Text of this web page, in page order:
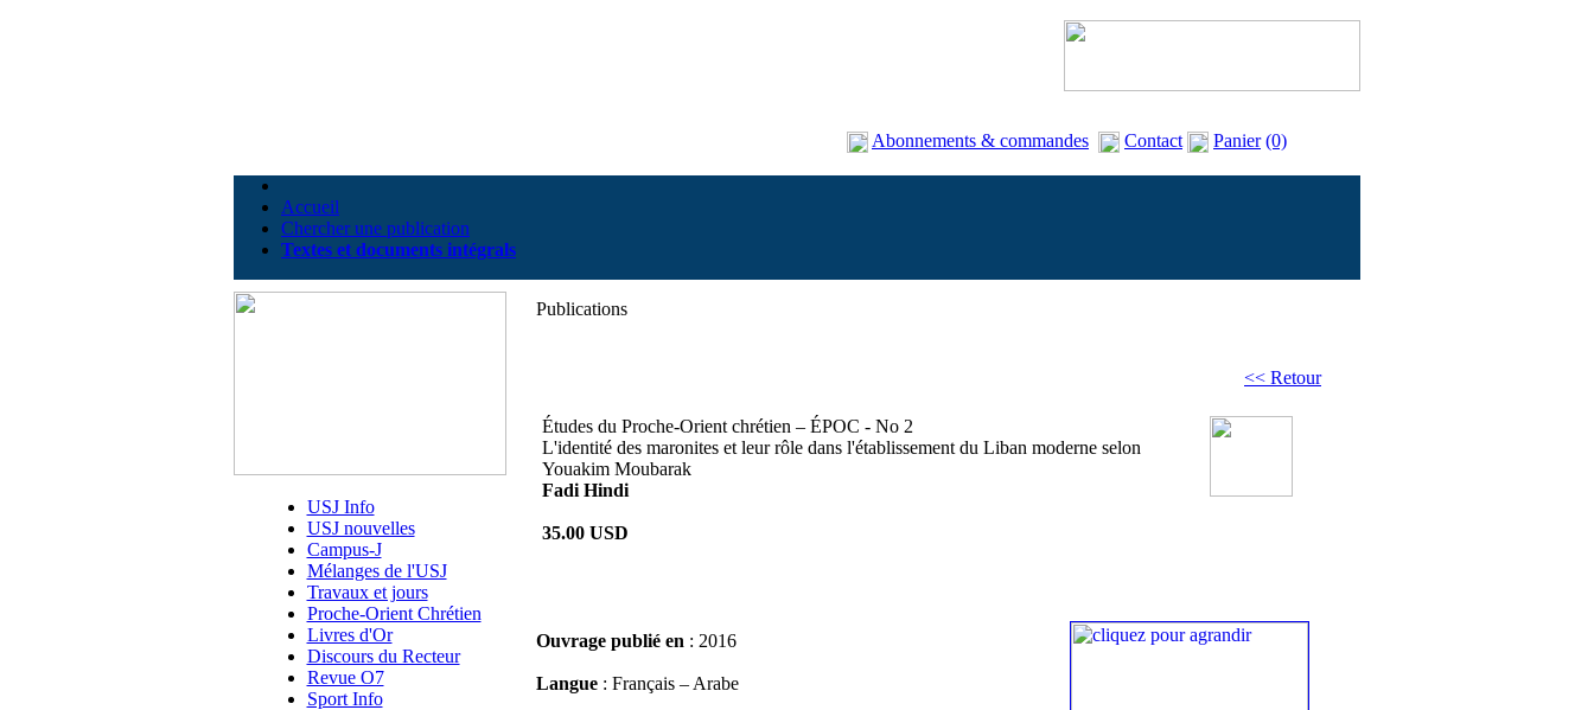
Abonnements & commandes Contact Panier (0)
Accueil
Chercher une publication
Textes et documents intégrals
USJ Info
USJ nouvelles
Campus-J
Mélanges de l'USJ
Travaux et jours
Proche-Orient Chrétien
Livres d'Or
Discours du Recteur
Revue O7
Sport Info
Publications
<< Retour
Études du Proche-Orient chrétien – ÉPOC - No 2
L'identité des maronites et leur rôle dans l'établissement du Liban moderne selon
Youakim Moubarak
Fadi Hindi
35.00 USD
Ouvrage publié en : 2016
Langue : Français – Arabe